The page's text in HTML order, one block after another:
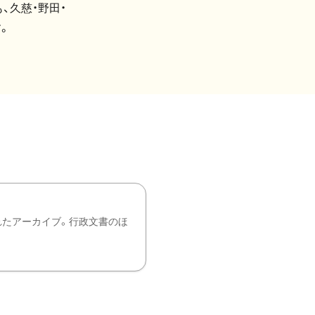
慈・野田・
アーカイブ。行政文書のほ